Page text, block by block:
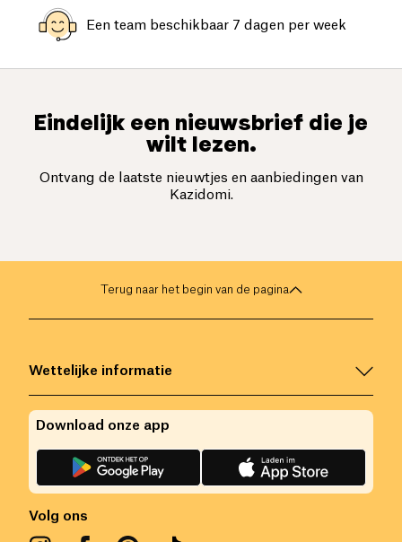
Een team beschikbaar 7 dagen per week
Eindelijk een nieuwsbrief die je
wilt lezen.
Ontvang de laatste nieuwtjes en aanbiedingen van
Kazidomi.
Terug naar het begin van de pagina
Wettelijke informatie
Volg ons
Download onze app